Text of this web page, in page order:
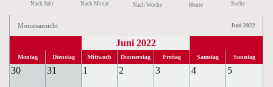
Nach Jahr Nach Monat Nach Woche Heute Suche
Monatsansicht Juni 2022
Juni 2022
Montag Dienstag Mittwoch Donnerstag Freitag Samstag Sonntag
30 31 1 2 3 4 5